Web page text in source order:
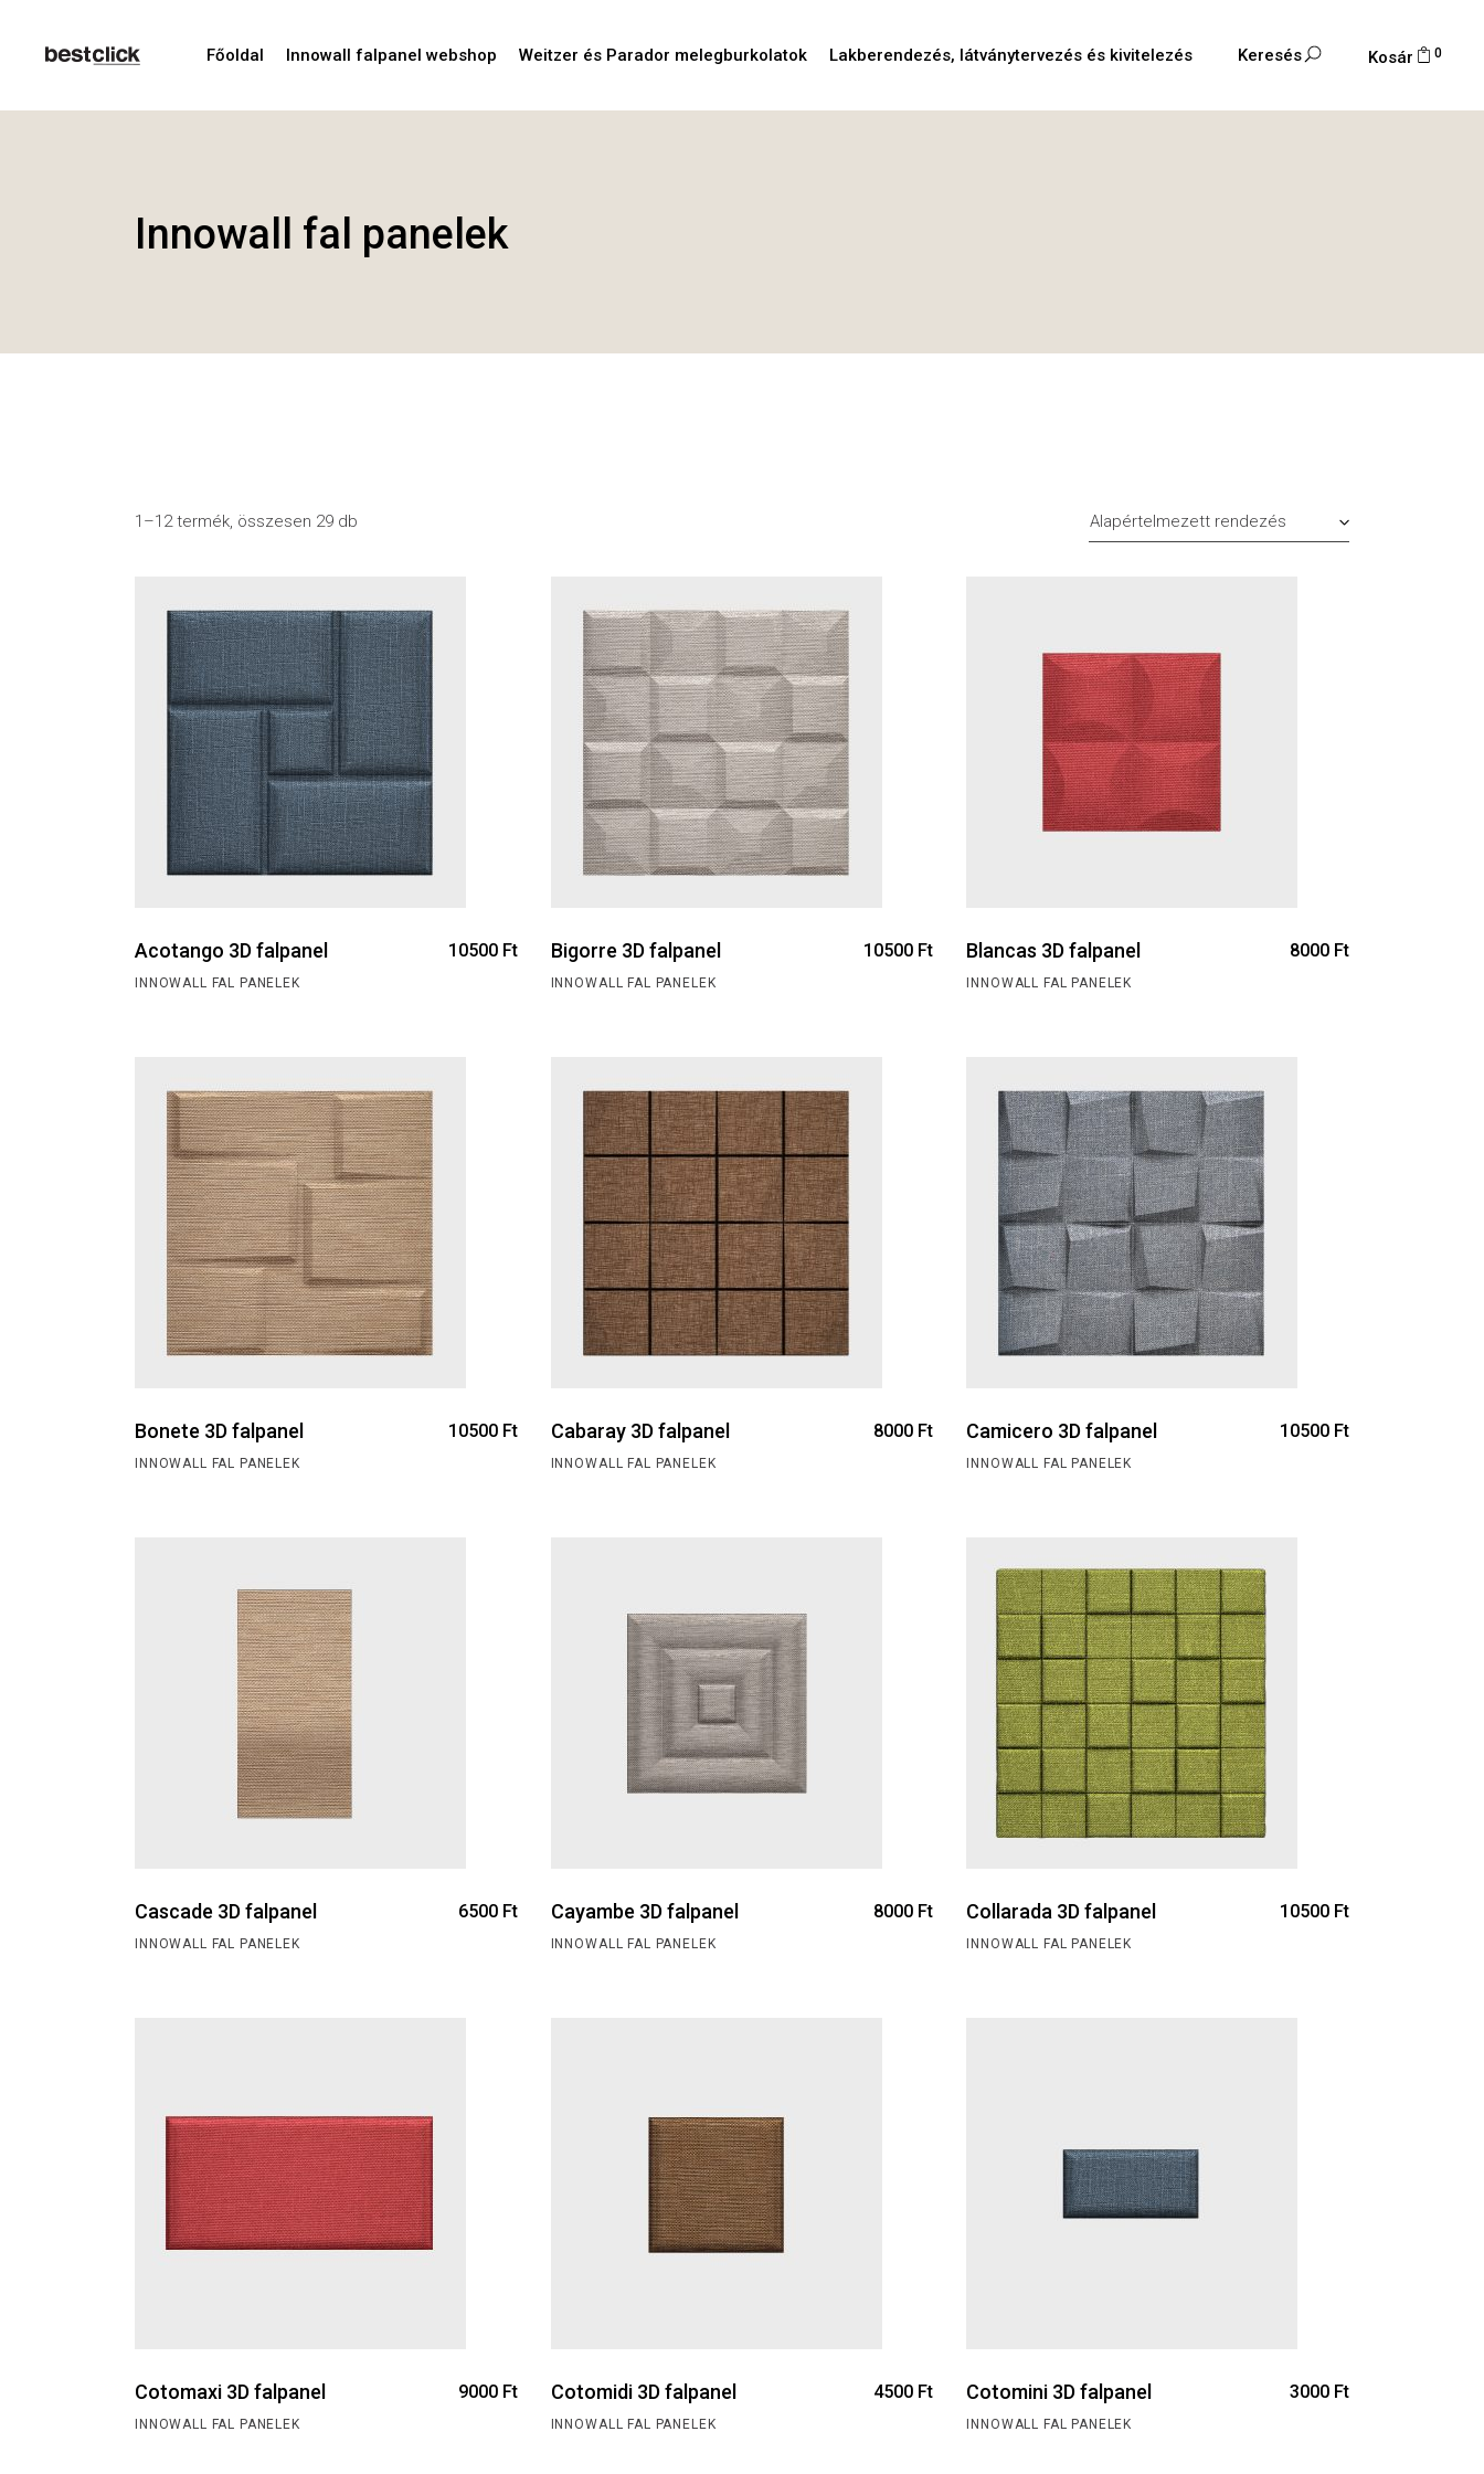
Főoldal Innowall falpanel webshop Weitzer és Parador melegburkolatok Lakberendezés, látványtervezés és kivitelezés Keresés Kosár 0
Innowall fal panelek
1–12 termék, összesen 29 db Alapértelmezett rendezés
Acotango 3D falpanel 10500 Ft
INNOWALL FAL PANELEK
Bigorre 3D falpanel 10500 Ft
INNOWALL FAL PANELEK
Blancas 3D falpanel 8000 Ft
INNOWALL FAL PANELEK
Bonete 3D falpanel 10500 Ft
INNOWALL FAL PANELEK
Cabaray 3D falpanel 8000 Ft
INNOWALL FAL PANELEK
Camicero 3D falpanel 10500 Ft
INNOWALL FAL PANELEK
Cascade 3D falpanel 6500 Ft
INNOWALL FAL PANELEK
Cayambe 3D falpanel 8000 Ft
INNOWALL FAL PANELEK
Collarada 3D falpanel 10500 Ft
INNOWALL FAL PANELEK
Cotomaxi 3D falpanel 9000 Ft
INNOWALL FAL PANELEK
Cotomidi 3D falpanel 4500 Ft
INNOWALL FAL PANELEK
Cotomini 3D falpanel 3000 Ft
INNOWALL FAL PANELEK